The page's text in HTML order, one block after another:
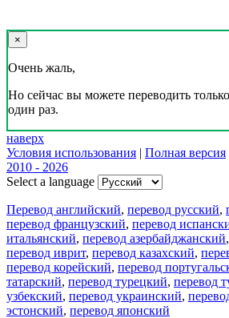
×
Очень жаль,
Но сейчас вы можете переводить только
один раз.
наверх
Условия использования | Полная версия
2010 - 2026
Select a language
Перевод английский, перевод русский,
перевод французский, перевод
итальянский, перевод азербайджанский,
перевод иврит, перевод казахский,
перевод корейский, перевод
татарский, перевод турецкий, перевод
узбекский, перевод украинский,
эстонский, перевод японский